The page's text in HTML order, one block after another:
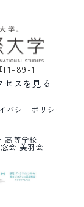
1-89-1
セスを見る
バシーポリシー
高等学校
会 美羽会